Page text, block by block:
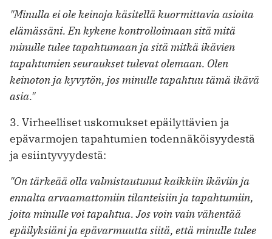
"Minulla ei ole keinoja käsitellä kuormittavia asioita
elämässäni. En kykene kontrolloimaan sitä mitä
minulle tulee tapahtumaan ja sitä mitkä ikävien
tapahtumien seuraukset tulevat olemaan. Olen
keinoton ja kyvytön, jos minulle tapahtuu tämä ikävä
asia."
3. Virheelliset uskomukset epäilyttävien ja
epävarmojen tapahtumien todennäköisyydestä
ja esiintyvyydestä:
"On tärkeää olla valmistautunut kaikkiin ikäviin ja
ennalta arvaamattomiin tilanteisiin ja tapahtumiin,
joita minulle voi tapahtua. Jos voin vain vähentää
epäilyksiäni ja epävarmuutta siitä, että minulle tulee